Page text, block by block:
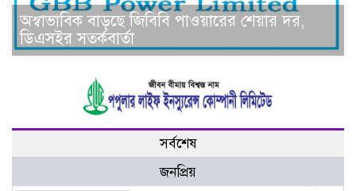
অস্বাভাবিক বাড়ছে জিবিবি পাওয়ারের শেয়ার দর,
ডিএসইর সতর্কবার্তা
সর্বশেষ
জনপ্রিয়